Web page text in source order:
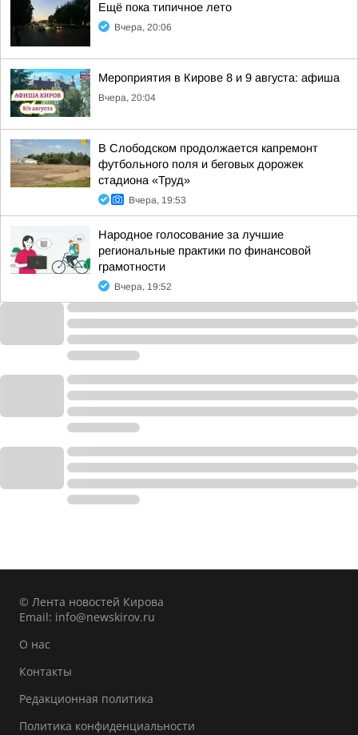
Ещё пока типичное лето
Вчера, 20:06
Мероприятия в Кирове 8 и 9 августа: афиша
Вчера, 20:04
В Слободском продолжается капремонт
футбольного поля и беговых дорожек
стадиона «Труд»
Вчера, 19:53
Народное голосование за лучшие
региональные практики по финансовой
грамотности
Вчера, 19:52
© Лента новостей Кирова
Email: info@newskirov.ru
О нас
Контакты
Редакционная политика
Политика конфиденциальности